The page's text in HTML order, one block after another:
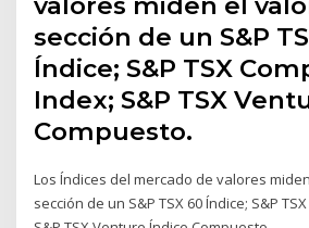
sección de un S&P
Índice; S&P TSX
Index; S&P TSX
Compuesto.
Los Índices del mercado de valores
sección de un S&P TSX 60 Índice; S&P